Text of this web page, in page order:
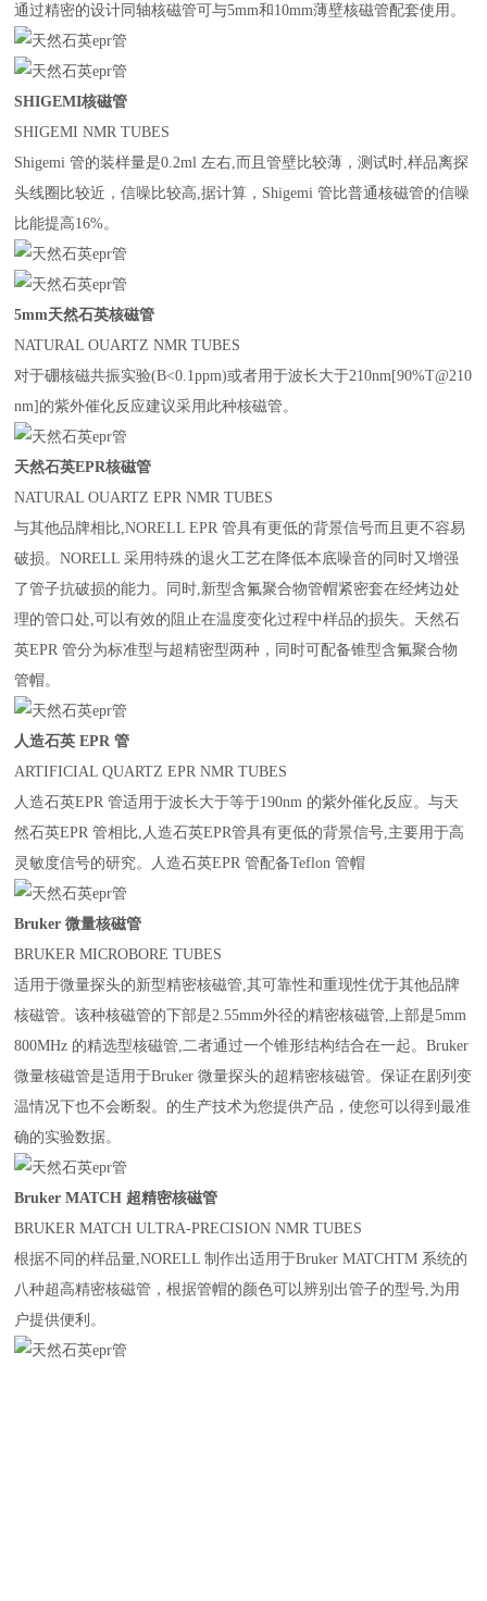
通过精密的设计同轴核磁管可与5mm和10mm薄壁核磁管配套使用。
SHIGEMI核磁管
SHIGEMI NMR TUBES
Shigemi管的装样量是0.2ml 左右 ,而且管壁比较薄，测试时 ,样品离探
头线圈比较近，信噪比较高 ,据计算， Shigemi管比普通核磁管的信噪
比能提高16%。
5mm天然石英核磁管
NATURAL OUARTZ NMR TUBES
对于硼核磁共振实验(B<0.1ppm)或者用于波长大于210nm[90%T@210
nm]的紫外催化反应建议采用此种核磁管。
天然石英EPR核磁管
NATURAL OUARTZ EPR NMR TUBES
与其他品牌相比 ,NORELL EPR管具有更低的背景信号而且更不容易
破损。NORELL采用特殊的退火工艺在降低本底噪音的同时又增强
了管子抗破损的能力。同时 新型含氟聚合物管帽紧密套在经烤边处
理的管口处 ,可以有效的阻止在温度变化过程中样品的损失。天然石
英EPR管分为标准型与超精密型两种，同时可配备锥型含氟聚合物
管帽。
人造石英 EPR管
ARTIFICIAL QUARTZ EPR NMR TUBES
人造石英EPR管适用于波长大于等于190nm 的紫外催化反应。与天
然石英EPR管相比 人造石英EPR管具有更低的背景信号 主要用于高
灵敏度信号的研究。人造石英EPR管配备Teflon管帽
Bruker微量核磁管
BRUKER MICROBORE TUBES
适用于微量探头的新型精密核磁管 ,其可靠性和重现性优于其他品牌
核磁管。该种核磁管的下部是2.55mm外径的精密核磁管 上部是5mm
800MHz 的精选型核磁管 二者通过一个锥形结构结合在一起。Bruker
微量核磁管是适用于Bruker微量探头的超精密核磁管。保证在剧列变
温情况下也不会断裂。的生产技术为您提供产品，使您可以得到最准
确的实验数据。
Bruker MATCH 超精密核磁管
BRUKER MATCH ULTRA-PRECISION NMR TUBES
根据不同的样品量 ,NORELL制作出适用于Bruker MATCHTM 系统的
八种超高精密核磁管，根据管帽的颜色可以辨别出管子的型号 为用
户提供便利。